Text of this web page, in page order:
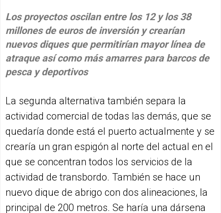
Los proyectos oscilan entre los 12 y los 38
millones de euros de inversión y crearían
nuevos diques que permitirían mayor línea de
atraque así como más amarres para barcos de
pesca y deportivos
La segunda alternativa también separa la
actividad comercial de todas las demás, que se
quedaría donde está el puerto actualmente y se
crearía un gran espigón al norte del actual en el
que se concentran todos los servicios de la
actividad de transbordo. También se hace un
nuevo dique de abrigo con dos alineaciones, la
principal de 200 metros. Se haría una dársena